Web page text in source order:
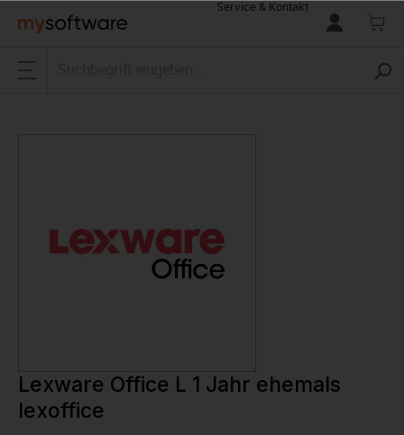
springen
Service & Kontakt
Lexware Office L 1 Jahr ehemals
lexoffice